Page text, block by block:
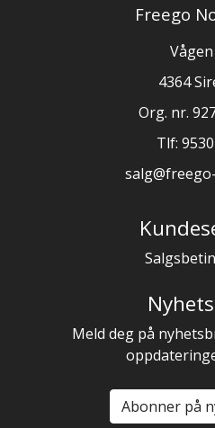
Freego
4364
Org. nr.
Tlf:
Meld deg på
Abonner på